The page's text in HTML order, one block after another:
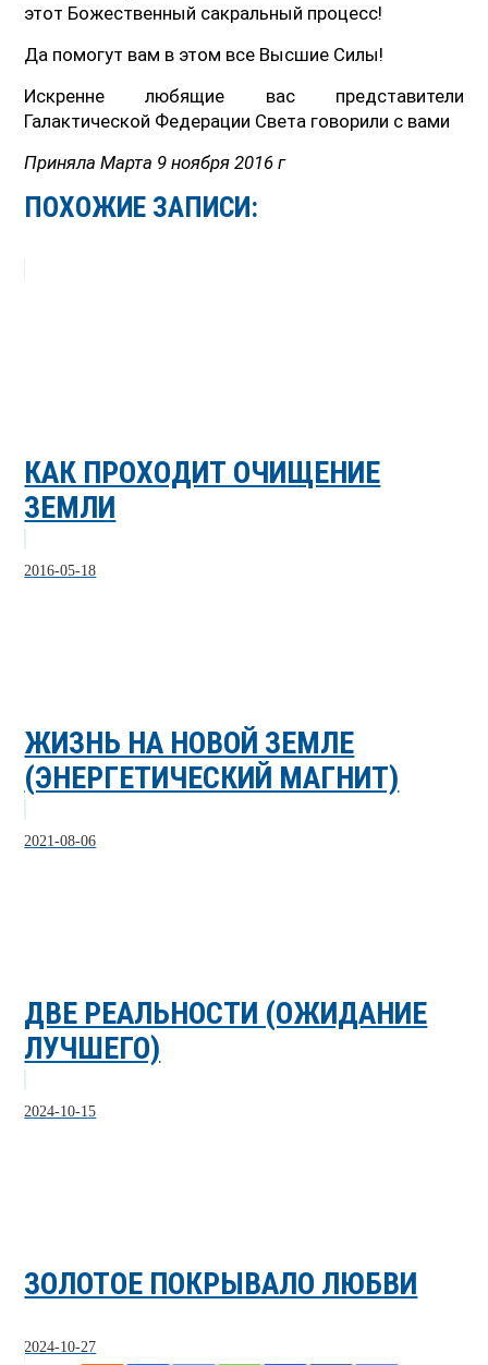
этот Божественный сакральный процесс!
Да помогут вам в этом все Высшие Силы!
Искренне любящие вас представители
Галактической Федерации Света говорили с вами
Приняла Марта 9 ноября 2016 г
ПОХОЖИЕ ЗАПИСИ:
КАК ПРОХОДИТ ОЧИЩЕНИЕ
ЗЕМЛИ
2016-05-18
ЖИЗНЬ НА НОВОЙ ЗЕМЛЕ
(ЭНЕРГЕТИЧЕСКИЙ МАГНИТ)
2021-08-06
ДВЕ РЕАЛЬНОСТИ (ОЖИДАНИЕ
ЛУЧШЕГО)
2024-10-15
ЗОЛОТОЕ ПОКРЫВАЛО ЛЮБВИ
2024-10-27